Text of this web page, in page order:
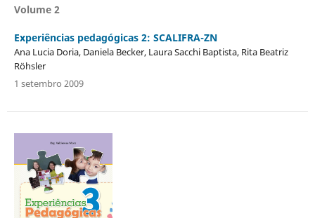
Volume 2
Experiências pedagógicas 2: SCALIFRA-ZN
Ana Lucia Doria, Daniela Becker, Laura Sacchi Baptista, Rita Beatriz
Röhsler
1 setembro 2009